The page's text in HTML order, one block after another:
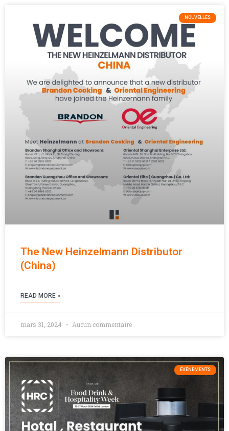
NOUVELLES
The New Heinzelmann Distributor
(China)
READ MORE »
mars 31, 2024 Aucun commentaire
ÉVÉNEMENTS